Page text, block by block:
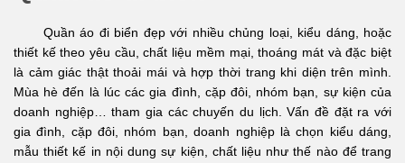
Quần áo đi biển đẹp với nhiều chủng loại, kiểu dáng, hoặc
thiết kế theo yêu cầu, chất liệu mềm mại, thoáng mát và đặc biệt
là cảm giác thật thoải mái và hợp thời trang khi diện trên mình.
Mùa hè đến là lúc các gia đình, cặp đôi, nhóm bạn, sự kiện của
doanh nghiệp… tham gia các chuyến du lịch. Vấn đề đặt ra với
gia đình, cặp đôi, nhóm bạn, doanh nghiệp là chọn kiểu dáng,
mẫu thiết kế in nội dung sự kiện, chất liệu như thế nào để trang